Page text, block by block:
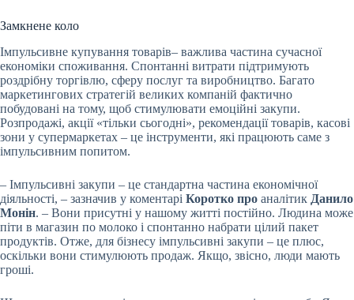
Замкнене коло
Імпульсивне купування товарів– важлива частина сучасної
економіки споживання. Спонтанні витрати підтримують
роздрібну торгівлю, сферу послуг та виробництво. Багато
маркетингових стратегій великих компаній фактично
побудовані на тому, щоб стимулювати емоційні закупи.
Розпродажі, акції «тільки сьогодні», рекомендації товарів, касові
зони у супермаркетах – це інструменти, які працюють саме з
імпульсивним попитом.
– Імпульсивні закупи – це стандартна частина економічної
діяльності, – зазначив у коментарі Коротко про аналітик Данило
Монін. – Вони присутні у нашому житті постійно. Людина може
піти в магазин по молоко і спонтанно набрати цілий пакет
продуктів. Отже, для бізнесу імпульсивні закупи – це плюс,
оскільки вони стимулюють продаж. Якщо, звісно, ​​люди мають
гроші.